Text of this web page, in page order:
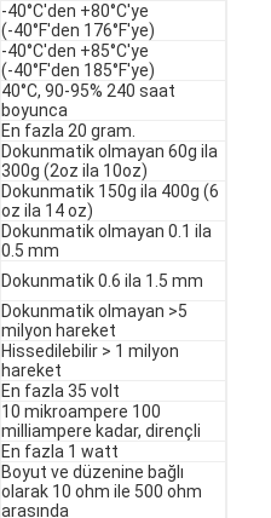
-40°C'den +80°C'ye
(-40°F'den 176°F'ye)
-40°C'den +85°C'ye
(-40°F'den 185°F'ye)
40°C, 90-95% 240 saat
boyunca
En fazla 20 gram.
Dokunmatik olmayan 60g ila
300g (2oz ila 10oz)
Dokunmatik 150g ila 400g (6
oz ila 14 oz)
Dokunmatik olmayan 0.1 ila
0.5 mm
Dokunmatik 0.6 ila 1.5 mm
Dokunmatik olmayan >5
milyon hareket
Hissedilebilir > 1 milyon
hareket
En fazla 35 volt
10 mikroampere 100
milliampere kadar, dirençli
En fazla 1 watt
Boyut ve düzenine bağlı
olarak 10 ohm ile 500 ohm
arasında